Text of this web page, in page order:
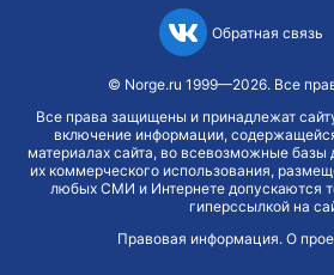
Обратная связь
© Norge.ru 1999—2026. Все
Все права защищены и принадлежат
включение информации,
материалах сайта, во всевозможные
их коммерческого использования,
любых СМИ и Интернете допускаются
гиперссылкой на
Правовая информация. О